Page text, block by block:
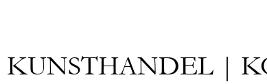
KUNSTHANDEL |